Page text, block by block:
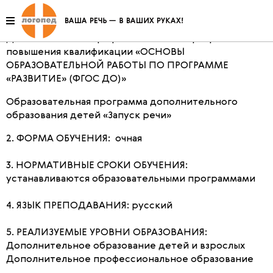
Образование
1. РЕАЛИЗУЕМЫЕ ОБРАЗОВАТЕЛЬНЫЕ ПРОГРАММЫ:
Дополнительная профессиональная программа
повышения квалификации «ОСНОВЫ
ОБРАЗОВАТЕЛЬНОЙ РАБОТЫ ПО ПРОГРАММЕ
«РАЗВИТИЕ» (ФГОС ДО)»
Образовательная программа дополнительного
образования детей «Запуск речи»
2. ФОРМА ОБУЧЕНИЯ: очная
3. НОРМАТИВНЫЕ СРОКИ ОБУЧЕНИЯ:
устанавливаются образовательными программами
4. ЯЗЫК ПРЕПОДАВАНИЯ: русский
5. РЕАЛИЗУЕМЫЕ УРОВНИ ОБРАЗОВАНИЯ:
Дополнительное образование детей и взрослых
Дополнительное профессиональное образование